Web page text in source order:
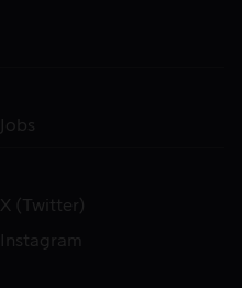
Jobs
X (Twitter)
Instagram